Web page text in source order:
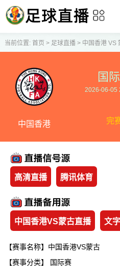
当前位置: 首页 > 足球直播> 中国香港 VS
中国香港
国
2026-06-05
完
高清直播 腾讯体育
中国香港VS蒙古直播 文
【赛事名称】中国香港VS蒙古
【赛事分类】
国际赛